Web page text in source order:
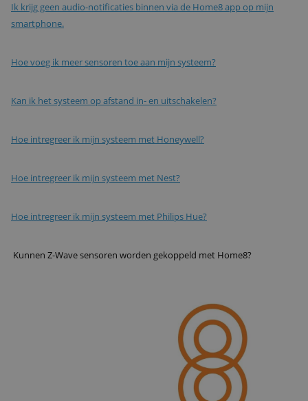
Ik krijg geen audio-notificaties binnen via de Home8 app op mijn
smartphone.
Hoe voeg ik meer sensoren toe aan mijn systeem?
Kan ik het systeem op afstand in- en uitschakelen?
Hoe intregreer ik mijn systeem met Honeywell?
Hoe intregreer ik mijn systeem met Nest?
Hoe intregreer ik mijn systeem met Philips Hue?
Kunnen Z-Wave sensoren worden gekoppeld met Home8?